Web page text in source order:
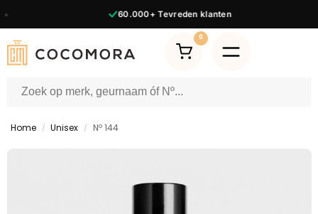
60.000+Tevreden klanten
0
Home / Unisex / Nº 144